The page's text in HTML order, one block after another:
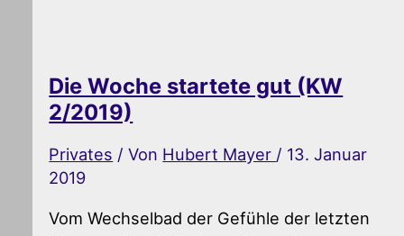
Die Woche startete gut (KW
2/2019)
Privates / Von Hubert Mayer / 13. Januar
2019
Vom Wechselbad der Gefühle der letzten